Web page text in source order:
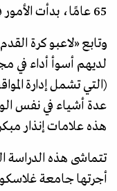
65 عامًا، بدأت الأمور في الانحدار».
لديهم أسوأ أداء في
(التي تشمل إدارة
عدة أشياء في نفس
هذه علامات إنذار
تتماشى هذه الدراسة
أجرتها جامعة